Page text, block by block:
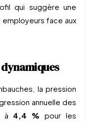
qui suggère une
face aux
la pression
annuelle des
à 4,4 % pour les